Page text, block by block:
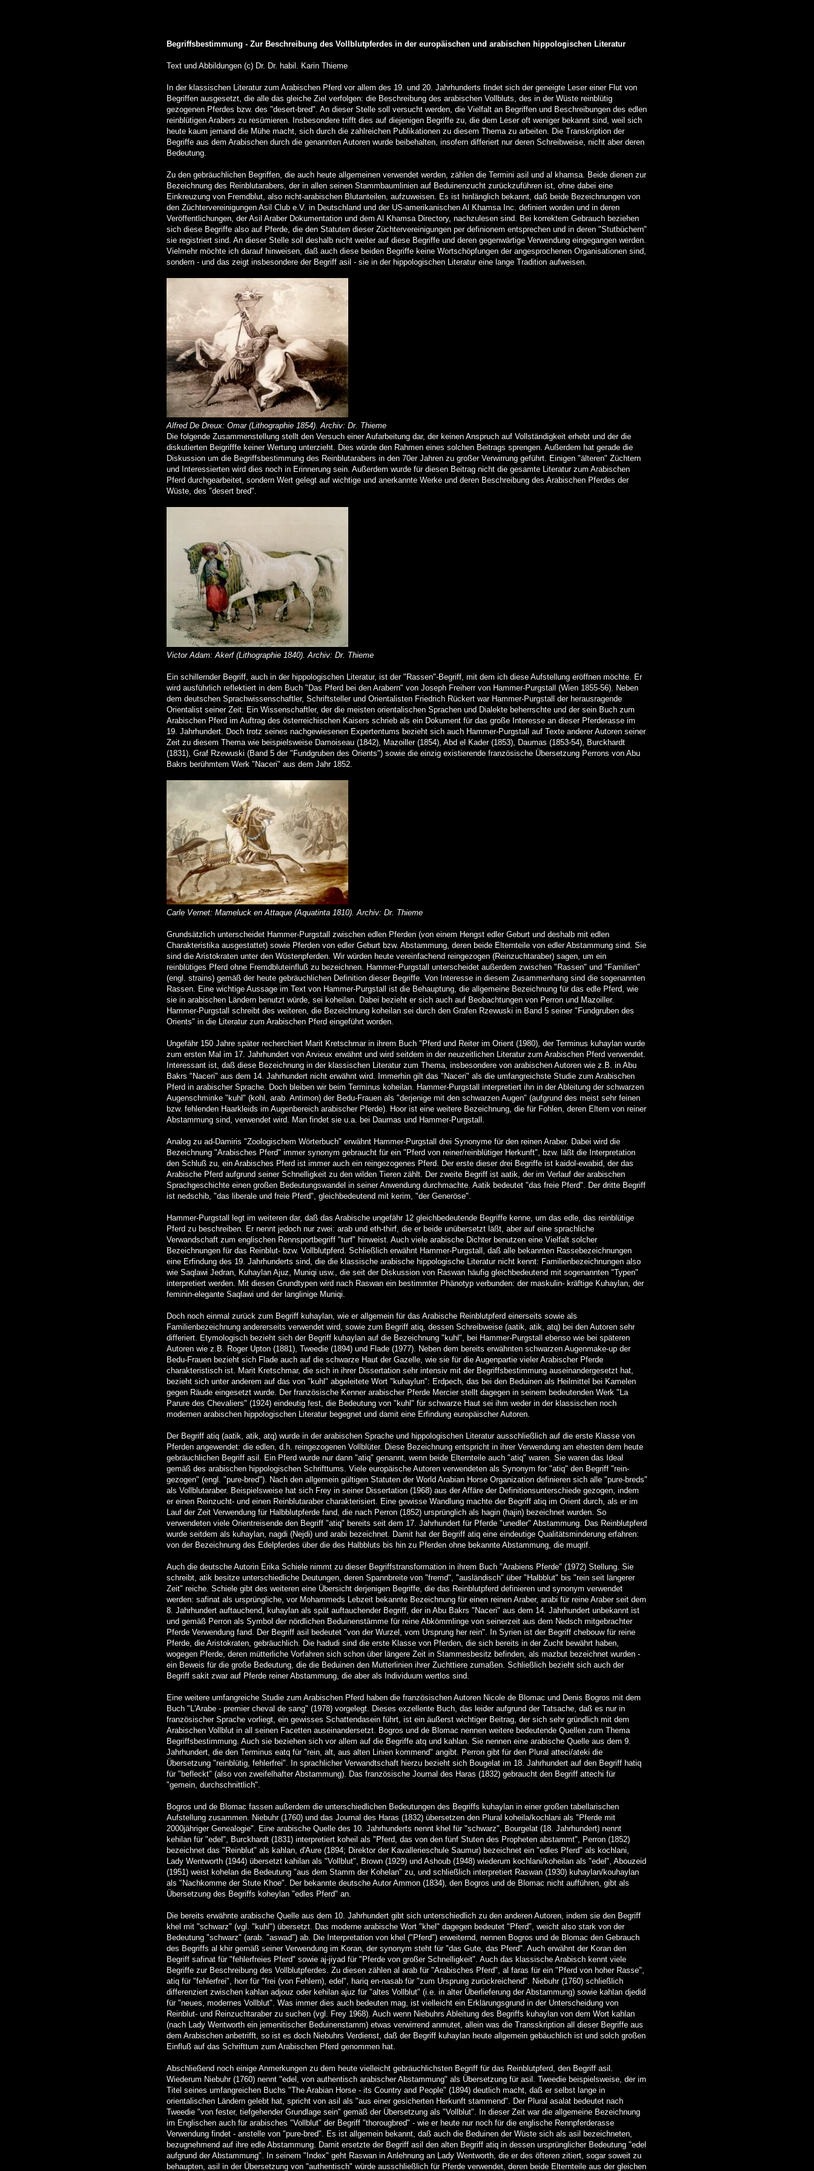
Begriffsbestimmung - Zur Beschreibung des Vollblutpferdes in der europäischen und arabischen hippologischen Literatur
Text und Abbildungen (c) Dr. Dr. habil. Karin Thieme
In der klassischen Literatur zum Arabischen Pferd vor allem des 19. und 20. Jahrhunderts findet sich der geneigte Leser einer Flut von
Begriffen ausgesetzt, die alle das gleiche Ziel verfolgen: die Beschreibung des arabischen Vollbluts, des in der Wüste reinblütig
gezogenen Pferdes bzw. des "desert-bred". An dieser Stelle soll versucht werden, die Vielfalt an Begriffen und Beschreibungen des edlen
reinblütigen Arabers zu resümieren. Insbesondere trifft dies auf diejenigen Begriffe zu, die dem Leser oft weniger bekannt sind, weil sich
heute kaum jemand die Mühe macht, sich durch die zahlreichen Publikationen zu diesem Thema zu arbeiten. Die Transkription der
Begriffe aus dem Arabischen durch die genannten Autoren wurde beibehalten, insofern differiert nur deren Schreibweise, nicht aber deren
Bedeutung.
Zu den gebräuchlichen Begriffen, die auch heute allgemeinen verwendet werden, zählen die Termini asil und al khamsa. Beide dienen zur
Bezeichnung des Reinblutarabers, der in allen seinen Stammbaumlinien auf Beduinenzucht zurückzuführen ist, ohne dabei eine
Einkreuzung von Fremdblut, also nicht-arabischen Blutanteilen, aufzuweisen. Es ist hinlänglich bekannt, daß beide Bezeichnungen von
den Züchtervereinigungen Asil Club e.V. in Deutschland und der US-amerikanischen Al Khamsa Inc. definiert worden und in deren
Veröffentlichungen, der Asil Araber Dokumentation und dem Al Khamsa Directory, nachzulesen sind. Bei korrektem Gebrauch beziehen
sich diese Begriffe also auf Pferde, die den Statuten dieser Züchtervereinigungen per definionem entsprechen und in deren "Stutbüchern"
sie registriert sind. An dieser Stelle soll deshalb nicht weiter auf diese Begriffe und deren gegenwärtige Verwendung eingegangen werden.
Vielmehr möchte ich darauf hinweisen, daß auch diese beiden Begriffe keine Wortschöpfungen der angesprochenen Organisationen sind,
sondern - und das zeigt insbesondere der Begriff asil - sie in der hippologischen Literatur eine lange Tradition aufweisen.
Alfred De Dreux: Omar (Lithographie 1854). Archiv: Dr. Thieme
Die folgende Zusammenstellung stellt den Versuch einer Aufarbeitung dar, der keinen Anspruch auf Vollständigkeit erhebt und der die
diskutierten Beigrifffe keiner Wertung unterzieht. Dies würde den Rahmen eines solchen Beitrags sprengen. Außerdem hat gerade die
Diskussion um die Begriffsbestimmung des Reinblutarabers in den 70er Jahren zu großer Verwirrung geführt. Einigen "älteren" Züchtern
und Interessierten wird dies noch in Erinnerung sein. Außerdem wurde für diesen Beitrag nicht die gesamte Literatur zum Arabischen
Pferd durchgearbeitet, sondern Wert gelegt auf wichtige und anerkannte Werke und deren Beschreibung des Arabischen Pferdes der
Wüste, des "desert bred".
Victor Adam: Akerf (Lithographie 1840). Archiv: Dr. Thieme
Ein schillernder Begriff, auch in der hippologischen Literatur, ist der "Rassen"-Begriff, mit dem ich diese Aufstellung eröffnen möchte. Er
wird ausführlich reflektiert in dem Buch "Das Pferd bei den Arabern" von Joseph Freiherr von Hammer-Purgstall (Wien 1855-56). Neben
dem deutschen Sprachwissenschaftler, Schriftsteller und Orientalisten Friedrich Rückert war Hammer-Purgstall der herausragende
Orientalist seiner Zeit: Ein Wissenschaftler, der die meisten orientalischen Sprachen und Dialekte beherrschte und der sein Buch zum
Arabischen Pferd im Auftrag des österreichischen Kaisers schrieb als ein Dokument für das große Interesse an dieser Pferderasse im
19. Jahrhundert. Doch trotz seines nachgewiesenen Expertentums bezieht sich auch Hammer-Purgstall auf Texte anderer Autoren seiner
Zeit zu diesem Thema wie beispielsweise Damoiseau (1842), Mazoiller (1854), Abd el Kader (1853), Daumas (1853-54), Burckhardt
(1831), Graf Rzewuski (Band 5 der "Fundgruben des Orients") sowie die einzig existierende französische Übersetzung Perrons von Abu
Bakrs berühmtem Werk "Naceri" aus dem Jahr 1852.
Carle Vernet: Mameluck en Attaque (Aquatinta 1810). Archiv: Dr. Thieme
Grundsätzlich unterscheidet Hammer-Purgstall zwischen edlen Pferden (von einem Hengst edler Geburt und deshalb mit edlen
Charakteristika ausgestattet) sowie Pferden von edler Geburt bzw. Abstammung, deren beide Elternteile von edler Abstammung sind. Sie
sind die Aristokraten unter den Wüstenpferden. Wir würden heute vereinfachend reingezogen (Reinzuchtaraber) sagen, um ein
reinblütiges Pferd ohne Fremdbluteinfluß zu bezeichnen. Hammer-Purgstall unterscheidet außerdem zwischen "Rassen" und "Familien"
(engl. strains) gemäß der heute gebräuchlichen Definition dieser Begriffe. Von Interesse in diesem Zusammenhang sind die sogenannten
Rassen. Eine wichtige Aussage im Text von Hammer-Purgstall ist die Behauptung, die allgemeine Bezeichnung für das edle Pferd, wie
sie in arabischen Ländern benutzt würde, sei koheilan. Dabei bezieht er sich auch auf Beobachtungen von Perron und Mazoiller.
Hammer-Purgstall schreibt des weiteren, die Bezeichnung koheilan sei durch den Grafen Rzewuski in Band 5 seiner "Fundgruben des
Orients" in die Literatur zum Arabischen Pferd eingeführt worden.
Ungefähr 150 Jahre später recherchiert Marit Kretschmar in ihrem Buch "Pferd und Reiter im Orient (1980), der Terminus kuhaylan wurde
zum ersten Mal im 17. Jahrhundert von Arvieux erwähnt und wird seitdem in der neuzeitlichen Literatur zum Arabischen Pferd verwendet.
Interessant ist, daß diese Bezeichnung in der klassischen Literatur zum Thema, insbesondere von arabischen Autoren wie z.B. in Abu
Bakrs "Naceri" aus dem 14. Jahrhundert nicht erwähnt wird. Immerhin gilt das "Naceri" als die umfangreichste Studie zum Arabischen
Pferd in arabischer Sprache. Doch bleiben wir beim Terminus koheilan. Hammer-Purgstall interpretiert ihn in der Ableitung der schwarzen
Augenschminke "kuhl" (kohl, arab. Antimon) der Bedu-Frauen als "derjenige mit den schwarzen Augen" (aufgrund des meist sehr feinen
bzw. fehlenden Haarkleids im Augenbereich arabischer Pferde). Hoor ist eine weitere Bezeichnung, die für Fohlen, deren Eltern von reiner
Abstammung sind, verwendet wird. Man findet sie u.a. bei Daumas und Hammer-Purgstall.
Analog zu ad-Damiris "Zoologischem Wörterbuch" erwähnt Hammer-Purgstall drei Synonyme für den reinen Araber. Dabei wird die
Bezeichnung "Arabisches Pferd" immer synonym gebraucht für ein "Pferd von reiner/reinblütiger Herkunft", bzw. läßt die Interpretation
den Schluß zu, ein Arabisches Pferd ist immer auch ein reingezogenes Pferd. Der erste dieser drei Begriffe ist kaidol-ewabid, der das
Arabische Pferd aufgrund seiner Schnelligkeit zu den wilden Tieren zählt. Der zweite Begriff ist aatik, der im Verlauf der arabischen
Sprachgeschichte einen großen Bedeutungswandel in seiner Anwendung durchmachte. Aatik bedeutet "das freie Pferd". Der dritte Begriff
ist nedschib, "das liberale und freie Pferd", gleichbedeutend mit kerim, "der Generöse".
Hammer-Purgstall legt im weiteren dar, daß das Arabische ungefähr 12 gleichbedeutende Begriffe kenne, um das edle, das reinblütige
Pferd zu beschreiben. Er nennt jedoch nur zwei: arab und eth-thirf, die er beide unübersetzt läßt, aber auf eine sprachliche
Verwandschaft zum englischen Rennsportbegriff "turf" hinweist. Auch viele arabische Dichter benutzen eine Vielfalt solcher
Bezeichnungen für das Reinblut- bzw. Vollblutpferd. Schließlich erwähnt Hammer-Purgstall, daß alle bekannten Rassebezeichnungen
eine Erfindung des 19. Jahrhunderts sind, die die klassische arabische hippologische Literatur nicht kennt: Familienbezeichnungen also
wie Saqlawi Jedran, Kuhaylan Ajuz, Muniqi usw., die seit der Diskussion von Raswan häufig gleichbedeutend mit sogenannten "Typen"
interpretiert werden. Mit diesen Grundtypen wird nach Raswan ein bestimmter Phänotyp verbunden: der maskulin- kräftige Kuhaylan, der
feminin-elegante Saqlawi und der langlinige Muniqi.
Doch noch einmal zurück zum Begriff kuhaylan, wie er allgemein für das Arabische Reinblutpferd einerseits sowie als
Familienbezeichnung andererseits verwendet wird, sowie zum Begriff atiq, dessen Schreibweise (aatik, atik, atq) bei den Autoren sehr
differiert. Etymologisch bezieht sich der Begriff kuhaylan auf die Bezeichnung "kuhl", bei Hammer-Purgstall ebenso wie bei späteren
Autoren wie z.B. Roger Upton (1881), Tweedie (1894) und Flade (1977). Neben dem bereits erwähnten schwarzen Augenmake-up der
Bedu-Frauen bezieht sich Flade auch auf die schwarze Haut der Gazelle, wie sie für die Augenpartie vieler Arabischer Pferde
charakteristisch ist. Marit Kretschmar, die sich in ihrer Dissertation sehr intensiv mit der Begriffsbestimmung auseinandergesetzt hat,
bezieht sich unter anderem auf das von "kuhl" abgeleitete Wort "kuhaylun": Erdpech, das bei den Beduinen als Heilmittel bei Kamelen
gegen Räude eingesetzt wurde. Der französische Kenner arabischer Pferde Mercier stellt dagegen in seinem bedeutenden Werk "La
Parure des Chevaliers" (1924) eindeutig fest, die Bedeutung von "kuhl" für schwarze Haut sei ihm weder in der klassischen noch
modernen arabischen hippologischen Literatur begegnet und damit eine Erfindung europäischer Autoren.
Der Begriff atiq (aatik, atik, atq) wurde in der arabischen Sprache und hippologischen Literatur ausschließlich auf die erste Klasse von
Pferden angewendet: die edlen, d.h. reingezogenen Vollblüter. Diese Bezeichnung entspricht in ihrer Verwendung am ehesten dem heute
gebräuchlichen Begriff asil. Ein Pferd wurde nur dann "atiq" genannt, wenn beide Elternteile auch "atiq" waren. Sie waren das Ideal
gemäß des arabischen hippologischen Schrifttums. Viele europäische Autoren verwendeten als Synonym for "atiq" den Begriff "rein-
gezogen" (engl. "pure-bred"). Nach den allgemein gültigen Statuten der World Arabian Horse Organization definieren sich alle "pure-breds"
als Vollblutaraber. Beispielsweise hat sich Frey in seiner Dissertation (1968) aus der Affäre der Definitionsunterschiede gezogen, indem
er einen Reinzucht- und einen Reinblutaraber charakterisiert. Eine gewisse Wandlung machte der Begriff atiq im Orient durch, als er im
Lauf der Zeit Verwendung für Halbblutpferde fand, die nach Perron (1852) ursprünglich als hagin (hajin) bezeichnet wurden. So
verwendeten viele Orientreisende den Begriff "atiq" bereits seit dem 17. Jahrhundert für Pferde "unedler" Abstammung. Das Reinblutpferd
wurde seitdem als kuhaylan, nagdi (Nejdi) und arabi bezeichnet. Damit hat der Begriff atiq eine eindeutige Qualitätsminderung erfahren:
von der Bezeichnung des Edelpferdes über die des Halbbluts bis hin zu Pferden ohne bekannte Abstammung, die muqrif.
Auch die deutsche Autorin Erika Schiele nimmt zu dieser Begriffstransformation in ihrem Buch "Arabiens Pferde" (1972) Stellung. Sie
schreibt, atik besitze unterschiedliche Deutungen, deren Spannbreite von "fremd", "ausländisch" über "Halbblut" bis "rein seit längerer
Zeit" reiche. Schiele gibt des weiteren eine Übersicht derjenigen Begriffe, die das Reinblutpferd definieren und synonym verwendet
werden: safinat als ursprüngliche, vor Mohammeds Lebzeit bekannte Bezeichnung für einen reinen Araber, arabi für reine Araber seit dem
8. Jahrhundert auftauchend, kuhaylan als spät auftauchender Begriff, der in Abu Bakrs "Naceri" aus dem 14. Jahrhundert unbekannt ist
und gemäß Perron als Symbol der nördlichen Beduinenstämme für reine Abkömmlinge von seinerzeit aus dem Nedsch mitgebrachter
Pferde Verwendung fand. Der Begriff asil bedeutet "von der Wurzel, vom Ursprung her rein". In Syrien ist der Begriff chebouw für reine
Pferde, die Aristokraten, gebräuchlich. Die hadudi sind die erste Klasse von Pferden, die sich bereits in der Zucht bewährt haben,
wogegen Pferde, deren mütterliche Vorfahren sich schon über längere Zeit in Stammesbesitz befinden, als mazbut bezeichnet wurden -
ein Beweis für die große Bedeutung, die die Beduinen den Mutterlinien ihrer Zuchttiere zumaßen. Schließlich bezieht sich auch der
Begriff sakit zwar auf Pferde reiner Abstammung, die aber als Individuum wertlos sind.
Eine weitere umfangreiche Studie zum Arabischen Pferd haben die französischen Autoren Nicole de Blomac und Denis Bogros mit dem
Buch "L'Arabe - premier cheval de sang" (1978) vorgelegt. Dieses exzellente Buch, das leider aufgrund der Tatsache, daß es nur in
französischer Sprache vorliegt, ein gewisses Schattendasein führt, ist ein äußerst wichtiger Beitrag, der sich sehr gründlich mit dem
Arabischen Vollblut in all seinen Facetten auseinandersetzt. Bogros und de Blomac nennen weitere bedeutende Quellen zum Thema
Begriffsbestimmung. Auch sie beziehen sich vor allem auf die Begriffe atq und kahlan. Sie nennen eine arabische Quelle aus dem 9.
Jahrhundert, die den Terminus eatq für "rein, alt, aus alten Linien kommend" angibt. Perron gibt für den Plural atteci/ateki die
Übersetzung "reinblütig, fehlerfrei". In sprachlicher Verwandtschaft hierzu bezieht sich Bougelat im 18. Jahrhundert auf den Begriff hatiq
für "befleckt" (also von zweifelhafter Abstammung). Das französische Journal des Haras (1832) gebraucht den Begriff attechi für
"gemein, durchschnittlich".
Bogros und de Blomac fassen außerdem die unterschiedlichen Bedeutungen des Begriffs kuhaylan in einer großen tabellarischen
Aufstellung zusammen. Niebuhr (1760) und das Journal des Haras (1832) übersetzen den Plural koheila/kochlani als "Pferde mit
2000jähriger Genealogie". Eine arabische Quelle des 10. Jahrhunderts nennt khel für "schwarz", Bourgelat (18. Jahrhundert) nennt
kehilan für "edel", Burckhardt (1831) interpretiert koheil als "Pferd, das von den fünf Stuten des Propheten abstammt", Perron (1852)
bezeichnet das "Reinblut" als kahlan, d'Aure (1894; Direktor der Kavallerieschule Saumur) bezeichnet ein "edles Pferd" als kochlani,
Lady Wentworth (1944) übersetzt kahilan als "Vollblut", Brown (1929) und Ashoub (1948) wiederum kochlani/koheilan als "edel", Abouzeid
(1951) weist kohelan die Bedeutung "aus dem Stamm der Kohelan" zu, und schließlich interpretiert Raswan (1930) kuhaylan/kouhaylan
als "Nachkomme der Stute Khoe". Der bekannte deutsche Autor Ammon (1834), den Bogros und de Blomac nicht aufführen, gibt als
Übersetzung des Begriffs koheylan "edles Pferd" an.
Die bereits erwähnte arabische Quelle aus dem 10. Jahrhundert gibt sich unterschiedlich zu den anderen Autoren, indem sie den Begriff
khel mit "schwarz" (vgl. "kuhl") übersetzt. Das moderne arabische Wort "khel" dagegen bedeutet "Pferd", weicht also stark von der
Bedeutung "schwarz" (arab. "aswad") ab. Die Interpretation von khel ("Pferd") erweiternd, nennen Bogros und de Blomac den Gebrauch
des Begriffs al khir gemäß seiner Verwendung im Koran, der synonym steht für "das Gute, das Pferd". Auch erwähnt der Koran den
Begriff safinat für "fehlerfreies Pferd" sowie aj-jiyad für "Pferde von großer Schnelligkeit". Auch das klassische Arabisch kennt viele
Begriffe zur Beschreibung des Vollblutpferdes. Zu diesen zählen al arab für "Arabisches Pferd", al faras für ein "Pferd von hoher Rasse",
atiq für "fehlerfrei", horr für "frei (von Fehlern), edel", hariq en-nasab für "zum Ursprung zurückreichend". Niebuhr (1760) schließlich
differenziert zwischen kahlan adjouz oder kehilan ajuz für "altes Vollblut" (i.e. in alter Überlieferung der Abstammung) sowie kahlan djedid
für "neues, modernes Vollblut". Was immer dies auch bedeuten mag, ist vielleicht ein Erklärungsgrund in der Unterscheidung von
Reinblut- und Reinzuchtaraber zu suchen (vgl. Frey 1968). Auch wenn Niebuhrs Ableitung des Begriffs kuhaylan von dem Wort kahlan
(nach Lady Wentworth ein jemenitischer Beduinenstamm) etwas verwirrend anmutet, allein was die Transskription all dieser Begriffe aus
dem Arabischen anbetrifft, so ist es doch Niebuhrs Verdienst, daß der Begriff kuhaylan heute allgemein gebäuchlich ist und solch großen
Einfluß auf das Schrifttum zum Arabischen Pferd genommen hat.
Abschließend noch einige Anmerkungen zu dem heute vielleicht gebräuchlichsten Begriff für das Reinblutpferd, den Begriff asil.
Wiederum Niebuhr (1760) nennt "edel, von authentisch arabischer Abstammung" als Übersetzung für asil. Tweedie beispielsweise, der im
Titel seines umfangreichen Buchs "The Arabian Horse - its Country and People" (1894) deutlich macht, daß er selbst lange in
orientalischen Ländern gelebt hat, spricht von asil als "aus einer gesicherten Herkunft stammend". Der Plural asalat bedeutet nach
Tweedie "von fester, tiefgehender Grundlage sein" gemäß der Übersetzung als "Vollblut". In dieser Zeit war die allgemeine Bezeichnung
im Englischen auch für arabisches "Vollblut" der Begriff "thorougbred" - wie er heute nur noch für die englische Rennpferderasse
Verwendung findet - anstelle von "pure-bred". Es ist allgemein bekannt, daß auch die Beduinen der Wüste sich als asil bezeichneten,
bezugnehmend auf ihre edle Abstammung. Damit ersetzte der Begriff asil den alten Begriff atiq in dessen ursprünglicher Bedeutung "edel
aufgrund der Abstammung". In seinem "Index" geht Raswan in Anlehnung an Lady Wentworth, die er des öfteren zitiert, sogar soweit zu
behaupten, asil in der Übersetzung von "authentisch" würde ausschließlich für Pferde verwendet, deren beide Elternteile aus der gleichen